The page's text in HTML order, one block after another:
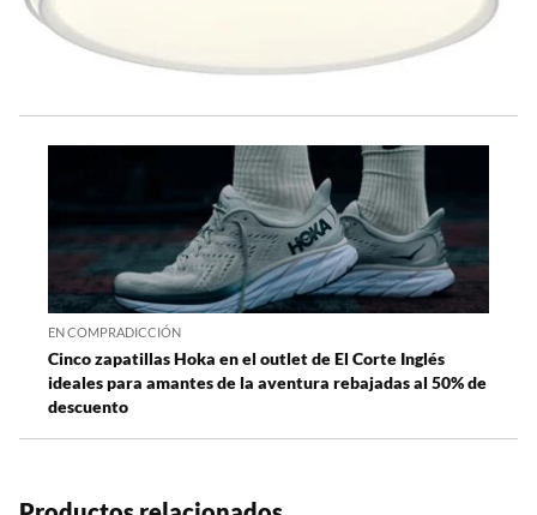
EN COMPRADICCIÓN
Cinco zapatillas Hoka en el outlet de El Corte Inglés
ideales para amantes de la aventura rebajadas al 50% de
descuento